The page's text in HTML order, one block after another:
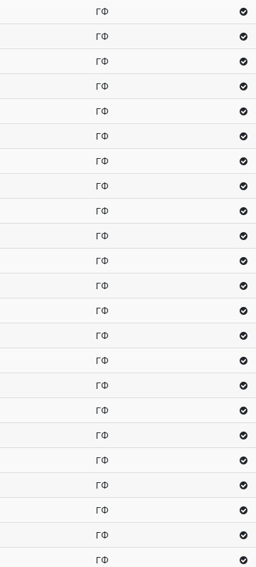
ГФ
ГФ
ГФ
ГФ
ГФ
ГФ
ГФ
ГФ
ГФ
ГФ
ГФ
ГФ
ГФ
ГФ
ГФ
ГФ
ГФ
ГФ
ГФ
ГФ
ГФ
ГФ
ГФ